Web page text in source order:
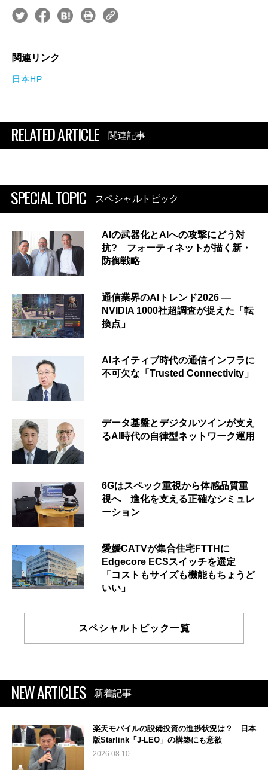
関連リンク
日本HP
RELATED ARTICLE 関連記事
SPECIAL TOPIC スペシャルトピック
AIの武器化とAIへの攻撃にどう対
抗? フォーティネットが描く新・
防御戦略
通信業界のAIトレンド2026 ―
NVIDIA 1000社超調査が捉えた「転
換点」
AIネイティブ時代の通信インフラに
不可欠な「Trusted Connectivity」
データ基盤とデジタルツインが支え
るAI時代の自律型ネットワーク運用
6Gはスペック重視から体感品質重
視へ 進化を支える正確なシミュレ
ーション
愛媛CATVが集合住宅FTTHに
Edgecore ECSスイッチを選定
「コストもサイズも機能もちょうど
いい」
スペシャルトピック一覧
NEW ARTICLES 新着記事
楽天モバイルの設備投資の進捗状況は？ 日本
版Starlink「J-LEO」の構築にも意欲
2026.08.10